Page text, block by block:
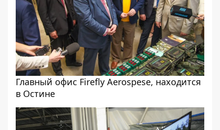
Главный офис Firefly Aerospese, находится
в Остине